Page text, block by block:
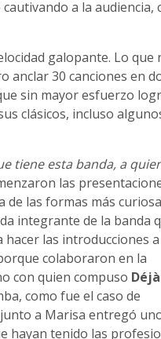
a la audiencia,
galopante. Lo que
anclar 30 canciones en
sin mayor esfuerzo
clásicos, incluso
tiene esta banda, a
las
las formas más
integrante de la banda
las introducciones a
colaboraron en la
con quien compuso
como fue el caso de
a Marisa entregó
hayan tenido las